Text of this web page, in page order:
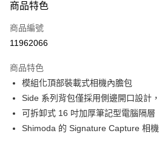
信用卡一次付款
信用卡分期付款
合作金庫商業銀行
華南商業銀行
上海商業儲蓄銀行
台
國泰世華商業銀行
兆
臺灣中小企業銀行
台
6 期 0 利率 每期
華南商業銀行
彰
上海商業儲蓄銀行
台
國泰世華商業銀行
兆
12 期 0 利率 每期 NT$875
合作金庫商業銀行
第
上海商業儲蓄銀行
台
LINE Pay
商品特色
商品編號
11962066
商品特色
模組化頂部裝載式相機內膽包
Side 系列背包僅採用側邊開口設計
可拆卸式 16 吋加厚筆記型電腦隔層
Shimoda 的 Signature Capture 相